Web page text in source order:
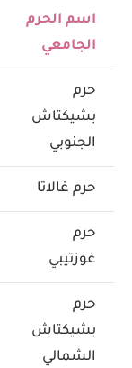
اسم الحرم
الجامعي
حرم
بشيكتاش
الجنوبي
حرم غالاتا
حرم
غوزتيبي
حرم
بشيكتاش
الشمالي